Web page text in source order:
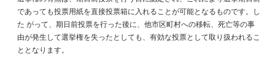
であっても投票用紙を直接投票箱に入れることが可能となるものです。し
た がって、期日前投票を行った後に、他市区町村への移転、死亡等の事
由が発生して選挙権を失ったとしても、有効な投票として取り扱われるこ
ととなります。